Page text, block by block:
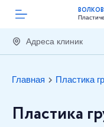
ВОЛКОВ
Адреса клиник
Главная Пластика
Пластика